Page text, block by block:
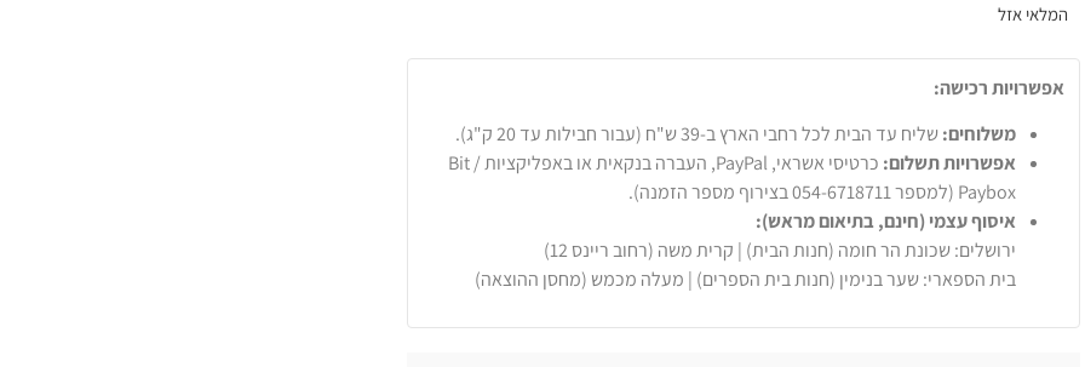
המלאי אזל
אפשרויות רכישה:
משלוחים:שליח עד הבית לכל רחבי הארץ ב-39 ש"ח (עבור חבילות עד 20 ק"ג).
אפשרויות תשלום:
כרטיסי אשראי, PayPal, העברה בנקאית או באפליקציות Bit /
Paybox (למספר 054-6718711 בצירוף מספר הזמנה).
איסוף עצמי (חינם, בתיאום מראש):
ירושלים: שכונת הר חומה (חנות הבית) | קרית משה (רחוב ריינס 12)
בית הספארי: שער בנימין (חנות בית הספרים) | מעלה מכמש (מחסן ההוצאה)